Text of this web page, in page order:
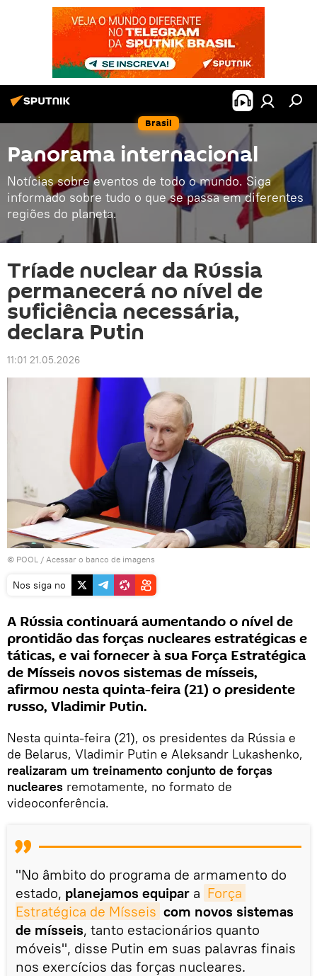
Brasil
Panorama internacional
Notícias sobre eventos de todo o mundo. Siga
informado sobre tudo o que se passa em diferentes
regiões do planeta.
Tríade nuclear da Rússia
permanecerá no nível de
suficiência necessária,
declara Putin
11:01 21.05.2026
© POOL / Acessar o banco de imagens
Nos siga no
A Rússia continuará aumentando o nível de
prontidão das forças nucleares estratégicas e
táticas, e vai fornecer à sua Força Estratégica
de Mísseis novos sistemas de mísseis,
afirmou nesta quinta-feira (21) o presidente
russo, Vladimir Putin.
Nesta quinta-feira (21), os presidentes da Rússia e
de Belarus, Vladimir Putin e Aleksandr Lukashenko,
realizaram um treinamento conjunto de forças
nucleares remotamente, no formato de
videoconferência.
"No âmbito do programa de armamento do
estado, planejamos equipar a Força
Estratégica de Mísseis com novos sistemas
de mísseis, tanto estacionários quanto
móveis", disse Putin em suas palavras finais
nos exercícios das forças nucleares.